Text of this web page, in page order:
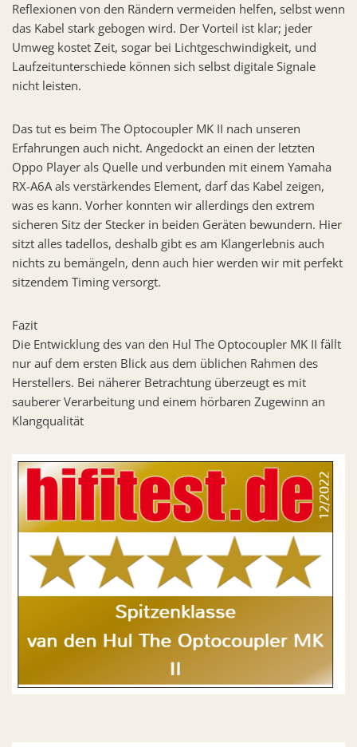
Reflexionen von den Rändern vermeiden helfen, selbst wenn
das Kabel stark gebogen wird. Der Vorteil ist klar; jeder
Umweg kostet Zeit, sogar bei Lichtgeschwindigkeit, und
Laufzeitunterschiede können sich selbst digitale Signale
nicht leisten.
Das tut es beim The Optocoupler MK II nach unseren
Erfahrungen auch nicht. Angedockt an einen der letzten
Oppo Player als Quelle und verbunden mit einem Yamaha
RX-A6A als verstärkendes Element, darf das Kabel zeigen,
was es kann. Vorher konnten wir allerdings den extrem
sicheren Sitz der Stecker in beiden Geräten bewundern. Hier
sitzt alles tadellos, deshalb gibt es am Klangerlebnis auch
nichts zu bemängeln, denn auch hier werden wir mit perfekt
sitzendem Timing versorgt.
Fazit
Die Entwicklung des van den Hul The Optocoupler MK II fällt
nur auf dem ersten Blick aus dem üblichen Rahmen des
Herstellers. Bei näherer Betrachtung überzeugt es mit
sauberer Verarbeitung und einem hörbaren Zugewinn an
Klangqualität